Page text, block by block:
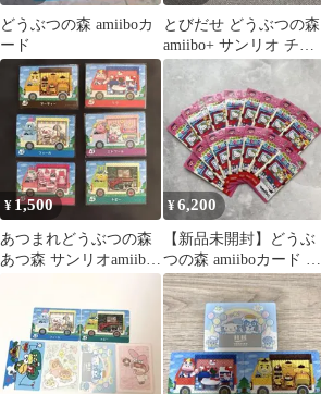
どうぶつの森 amiiboカ
ード
とびだせ どうぶつの森
amiibo+ サンリオ チェ
ルシー
¥ 1,500
あつまれどうぶつの森
あつ森 サンリオamiibo
カード コンプリート セ
¥6,200
【新品未開封】どうぶ
つの森 amiiboカード サ
ンリオコラボ 15点セッ
ト